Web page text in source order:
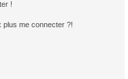
!
plus me connecter ?!